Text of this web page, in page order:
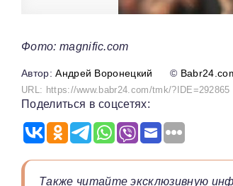
Фото: magnific.com
Андрей Воронецкий ©
URL: https://www.babr24.com/tmk/?IDE=292865
Поделиться в соцсетях:
Также читайте эксклюзивную